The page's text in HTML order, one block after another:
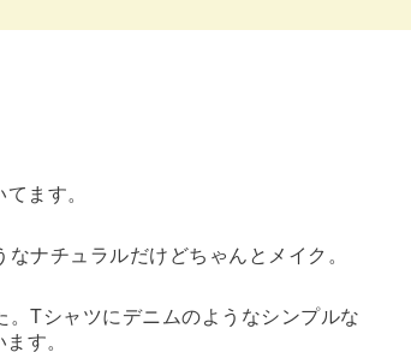
ます。
ナチュラルだけどちゃんとメイク。
Tシャツにデニムのようなシンプルな
す。